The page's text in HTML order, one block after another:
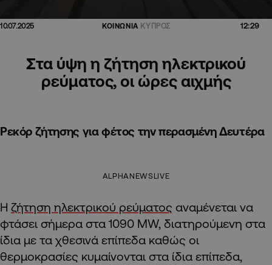
10.07.2025 ΚΟΙΝΩΝΙΑ ΚΥΠΡΟΣ 12:29
Στα ύψη η ζήτηση ηλεκτρικού
ρεύματος, οι ώρες αιχμής
Ρεκόρ ζήτησης για φέτος την περασμένη Δευτέρα
ALPHANEWSLIVE
Η ζήτηση ηλεκτρικού ρεύματος αναμένεται να
φτάσει σήμερα στα 1090 MW, διατηρούμενη στα
ίδια με τα χθεσινά επίπεδα καθώς οι
θερμοκρασίες κυμαίνονται στα ίδια επίπεδα,